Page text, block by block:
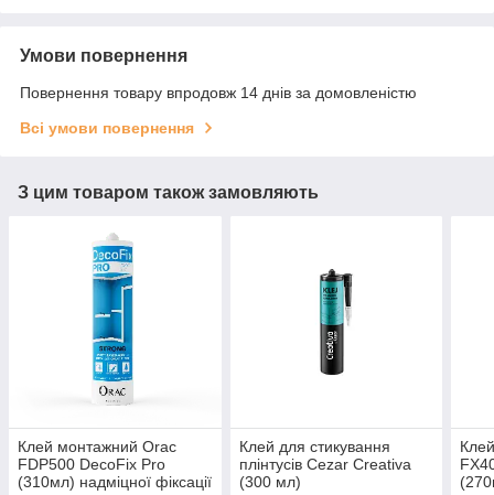
Умови повернення
Повернення товару впродовж 14 днів за домовленістю
Всі умови повернення
З цим товаром також замовляють
Клей монтажний Orac
FDP500 DecoFix Pro
(310мл) надміцної фіксації
Клей для стикування
плінтусів Cezar Creativa
(300 мл)